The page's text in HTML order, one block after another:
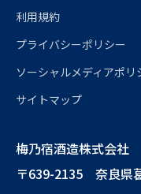
利用規約
プライバシーポリシー
ソーシャルメディアポリ
サイトマップ
梅乃宿酒造株式会社
〒639-2135 奈良県